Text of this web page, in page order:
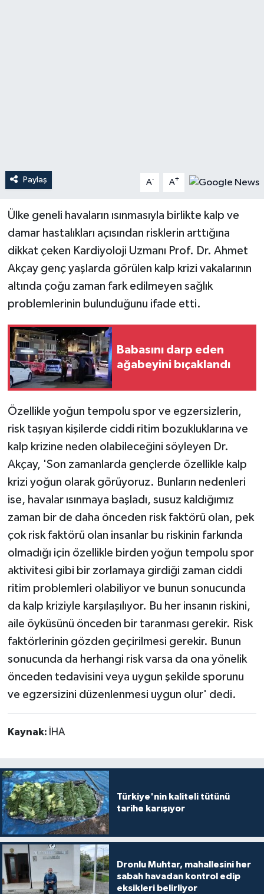
Paylaş A- A+
Ülke geneli havaların ısınmasıyla birlikte kalp ve
damar hastalıkları açısından risklerin arttığına
dikkat çeken Kardiyoloji Uzmanı Prof. Dr. Ahmet
Akçay genç yaşlarda görülen kalp krizi vakalarının
altında çoğu zaman fark edilmeyen sağlık
problemlerinin bulunduğunu ifade etti.
Babasını darp eden
ağabeyini bıçaklandı
Özellikle yoğun tempolu spor ve egzersizlerin,
risk taşıyan kişilerde ciddi ritim bozukluklarına ve
kalp krizine neden olabileceğini söyleyen Dr.
Akçay, 'Son zamanlarda gençlerde özellikle kalp
krizi yoğun olarak görüyoruz. Bunların nedenleri
ise, havalar ısınmaya başladı, susuz kaldığımız
zaman bir de daha önceden risk faktörü olan, pek
çok risk faktörü olan insanlar bu riskinin farkında
olmadığı için özellikle birden yoğun tempolu spor
aktivitesi gibi bir zorlamaya girdiği zaman ciddi
ritim problemleri olabiliyor ve bunun sonucunda
da kalp kriziyle karşılaşılıyor. Bu her insanın riskini,
aile öyküsünü önceden bir taranması gerekir. Risk
faktörlerinin gözden geçirilmesi gerekir. Bunun
sonucunda da herhangi risk varsa da ona yönelik
önceden tedavisini veya uygun şekilde sporunu
ve egzersizini düzenlenmesi uygun olur' dedi.
Kaynak: İHA
Türkiye'nin kaliteli tütünü
tarihe karışıyor
Dronlu Muhtar, mahallesini her
sabah havadan kontrol edip
eksikleri belirliyor